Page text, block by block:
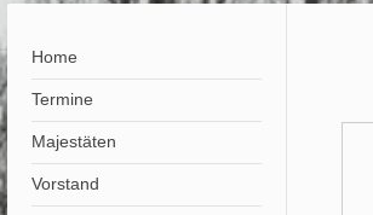
Home
Termine
Majestäten
Vorstand